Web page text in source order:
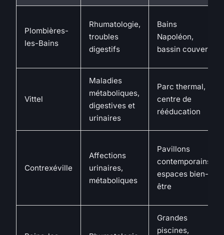
Plombières-
les-Bains
Rhumatologie,
troubles
digestifs
Bains
Napoléon,
bassin couvert
Vittel
Maladies
métaboliques,
digestives et
urinaires
Parc thermal,
centre de
rééducation
Contrexéville
Affections
urinaires,
métaboliques
Pavillons
contemporains,
espaces bien-
être
Grandes
piscines,